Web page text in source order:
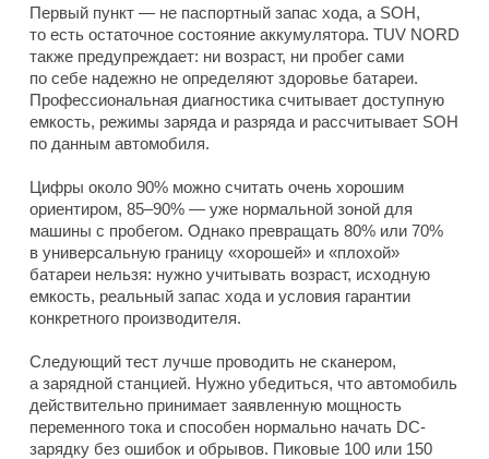
Первый пункт — не паспортный запас хода, а SOH,
то есть остаточное состояние аккумулятора. TUV NORD
также предупреждает: ни возраст, ни пробег сами
по себе надежно не определяют здоровье батареи.
Профессиональная диагностика считывает доступную
емкость, режимы заряда и разряда и рассчитывает SOH
по данным автомобиля.
Цифры около 90% можно считать очень хорошим
ориентиром, 85–90% — уже нормальной зоной для
машины с пробегом. Однако превращать 80% или 70%
в универсальную границу «хорошей» и «плохой»
батареи нельзя: нужно учитывать возраст, исходную
емкость, реальный запас хода и условия гарантии
конкретного производителя.
Следующий тест лучше проводить не сканером,
а зарядной станцией. Нужно убедиться, что автомобиль
действительно принимает заявленную мощность
переменного тока и способен нормально начать DC-
зарядку без ошибок и обрывов. Пиковые 100 или 150